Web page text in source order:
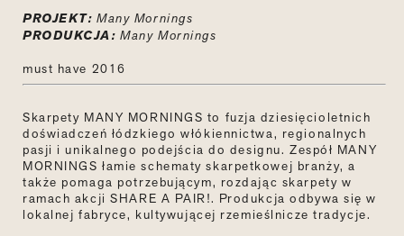
PROJEKT: Many Mornings
PRODUKCJA: Many Mornings
must have 2016
Skarpety MANY MORNINGS to fuzja dziesięcioletnich
doświadczeń łódzkiego włókiennictwa, regionalnych
pasji i unikalnego podejścia do designu. Zespół MANY
MORNINGS łamie schematy skarpetkowej branży, a
także pomaga potrzebującym, rozdając skarpety w
ramach akcji SHARE A PAIR!. Produkcja odbywa się w
lokalnej fabryce, kultywującej rzemieślnicze tradycje.